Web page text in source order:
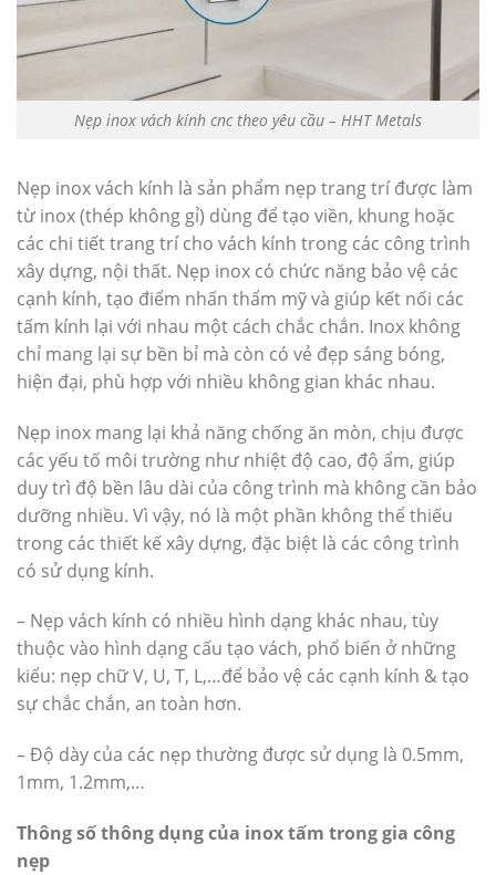
Nẹp inox vách kính cnc theo yêu cầu – HHT Metals
Nẹp inox vách kính là sản phẩm nẹp trang trí được làm
từ inox (thép không gỉ) dùng để tạo viền, khung hoặc
các chi tiết trang trí cho vách kính trong các công trình
xây dựng, nội thất. Nẹp inox có chức năng bảo vệ các
cạnh kính, tạo điểm nhấn thẩm mỹ và giúp kết nối các
tấm kính lại với nhau một cách chắc chắn. Inox không
chỉ mang lại sự bền bỉ mà còn có vẻ đẹp sáng bóng,
hiện đại, phù hợp với nhiều không gian khác nhau.
Nẹp inox mang lại khả năng chống ăn mòn, chịu được
các yếu tố môi trường như nhiệt độ cao, độ ẩm, giúp
duy trì độ bền lâu dài của công trình mà không cần bảo
dưỡng nhiều. Vì vậy, nó là một phần không thể thiếu
trong các thiết kế xây dựng, đặc biệt là các công trình
có sử dụng kính.
– Nẹp vách kính có nhiều hình dạng khác nhau, tùy
thuộc vào hình dạng cấu tạo vách, phổ biến ở những
kiểu: nẹp chữ V, U, T, L,…để bảo vệ các cạnh kính & tạo
sự chắc chắn, an toàn hơn.
– Độ dày của các nẹp thường được sử dụng là 0.5mm,
1mm, 1.2mm,…
Thông số thông dụng của inox tấm trong gia công
nẹp